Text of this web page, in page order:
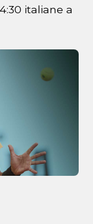
italiane a